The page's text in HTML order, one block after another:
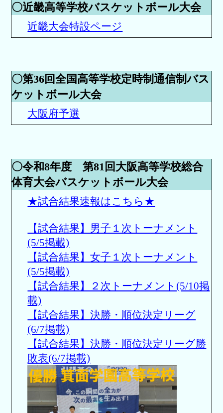
〇近畿高等学校バスケットボール大会
近畿大会特設ページ
〇第36回全国高等学校定時制通信制バス
ケットボール大会
大阪府予選
〇令和8年度 第81回大阪高等学校総合
体育大会バスケットボール大会
★試合結果速報はこちら★
【試合結果】男子１次トーナメント
(5/5掲載)
【試合結果】女子１次トーナメント
(5/5掲載)
【試合結果】２次トーナメント(5/10掲
載)
【試合結果】決勝・順位決定リーグ
(6/7掲載)
【試合結果】決勝・順位決定リーグ勝
敗表(6/7掲載)